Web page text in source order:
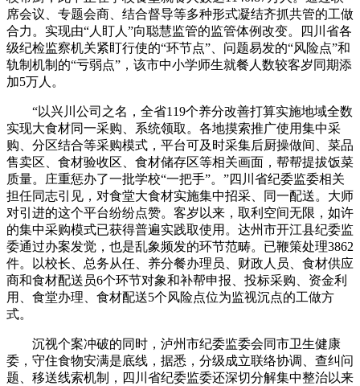
席会议、专题会商、结合督导等多种形式凝结齐抓共管的工做
合力。实现由“人盯人”向聪慧监管的监管体例改变。四川省各
级纪检监察机关紧盯行使的“环节点”、问题易发的“风险点”和
轨制机制的“亏弱点”，该市中小学师生就餐人数较客岁同期添
加5万人。
“以兴川公司之名，全省119个养分改善打算实施地域全数
实现大食材同一采购、系统领取。各地摸索推广使用集中采
购、分区结合等采购模式，平台可及时采集后厨操做间、菜品
售卖区、食材验收区、食材储存区等相关画面，帮帮提拔饭菜
质量。庄重惩办了一批学校“一把手”。”四川省纪委监委相关
担任同志引见，对食堂大食材实施集中招采、同一配送。大师
对引进的这个平台纷纷点赞。客岁以来，取利空间无限，如许
的集中采购模式已获得普遍实践取使用。达州市开江县纪委监
委通过办案发觉，也是乱象频发的环节范畴。已鞭策处理3862
件。以校长、总务从任、养分餐办理员、财政人员、食材供应
商和食材配送员6个环节对象和补帮申报、投标采购、资金利
用、食堂办理、食材配送5个风险点位为监视沉点的工做方
式。
沉视个案冲破的同时，泸州市纪委监委会同市卫生健康
委，守住食物安满是底线，据悉，分级成立联络协调、查纠问
题、移送线索机制，四川省纪委监委还深切分解集中整治以来